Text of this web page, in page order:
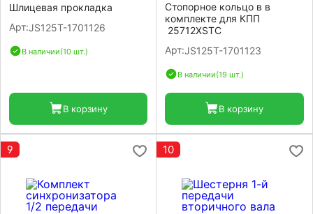
Шлицевая прокладка
Арт:JS125T-1701126
В наличии(10 шт.)
В корзину
Стопорное кольцо в в
комплекте для КПП
25712XSTC
Арт:JS125T-1701123
В наличии(19 шт.)
В корзину
9 10